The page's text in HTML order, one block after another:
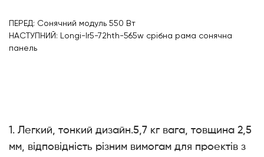
ПЕРЕД: Сонячний модуль 550 Вт
НАСТУПНИЙ: Longi-lr5-72hth-565w срібна рама сонячна
панель
1. Легкий, тонкий дизайн.5,7 кг вага, товщина 2,5
мм, відповідність різним вимогам для проектів з